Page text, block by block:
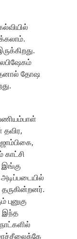
தோஷ
காட்சி
இங்கு
இந்த